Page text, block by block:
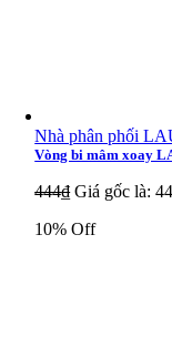
Nhà phân phối
Vòng bi mâm xoay
444₫ Giá gốc là:
10% Off